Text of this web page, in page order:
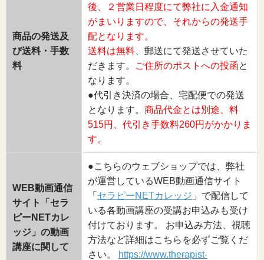
商品の発送及
び送料・手数
料
後、２営業日程度にて弊社に入金通知
がまいりますので、それからの発送手
配となります。
送料は無料 、郵送にて発送させていた
だきます。
ご住所のポストへの投函と
なります。
●代引き決済の場合、宅配便での発送
となります。 商品代金とは別途、料
515円、代引き手数料260円がかかりま
す。
WEB動画通信
サイト「セラ
ピーNETカレ
ッジ」の動画
講座に関して
●こちらのウェブショップでは、弊社
が運営しているWEB動画通信サイト
「 セラピーNETカレッジ 」で配信して
いる各動画講座の受講お申込みも受け
付けております。 お申込み方法、視聴
方法など詳細はこちらを必ずご覧くだ
さい。
https://www.therapist-